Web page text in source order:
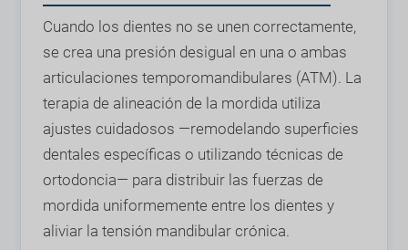
Cuando los dientes no se unen correctamente,
se crea una presión desigual en una o ambas
articulaciones temporomandibulares (ATM). La
terapia de alineación de la mordida utiliza
ajustes cuidadosos —remodelando superficies
dentales específicas o utilizando técnicas de
ortodoncia— para distribuir las fuerzas de
mordida uniformemente entre los dientes y
aliviar la tensión mandibular crónica.